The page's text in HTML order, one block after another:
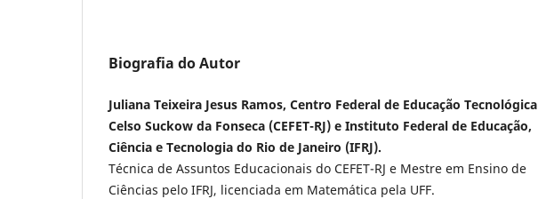
Biografia do Autor
Juliana Teixeira Jesus Ramos, Centro Federal de Educação Tecnológica
Celso Suckow da Fonseca (CEFET-RJ) e Instituto Federal de Educação,
Ciência e Tecnologia do Rio de Janeiro (IFRJ).
Técnica de Assuntos Educacionais do CEFET-RJ e Mestre em Ensino de
Ciências pelo IFRJ, licenciada em Matemática pela UFF.